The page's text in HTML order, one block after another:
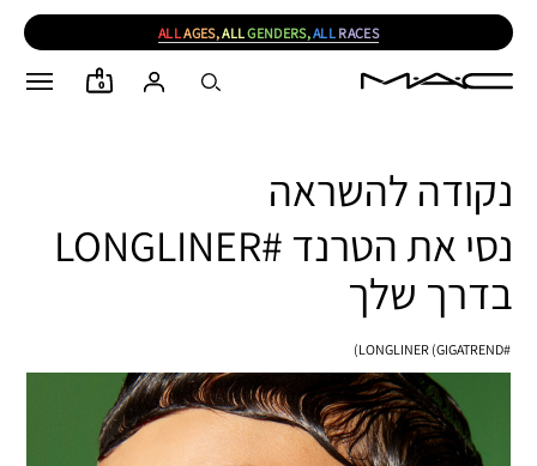
ALLAGES,ALLGENDERS,ALL RACES
0
נקודה להשראה
נסי את הטרנד #LONGLINER
בדרך שלך
#LONGLINER (GIGATREND)